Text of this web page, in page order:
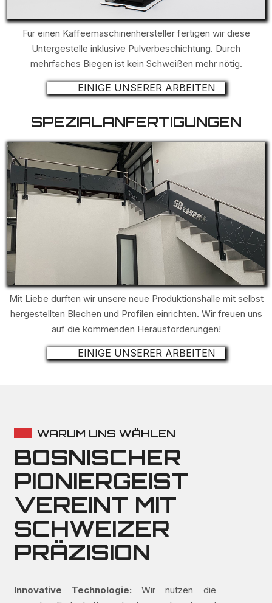
Für einen Kaffeemaschinenhersteller fertigen wir diese
Untergestelle inklusive Pulverbeschichtung. Durch
mehrfaches Biegen ist kein Schweißen mehr nötig.
EINIGE UNSERER ARBEITEN
SPEZIALANFERTIGUNGEN
Mit Liebe durften wir unsere neue Produktionshalle mit selbst
hergestellten Blechen und Profilen einrichten. Wir freuen uns
auf die kommenden Herausforderungen!
EINIGE UNSERER ARBEITEN
WARUM UNS WÄHLEN
BOSNISCHER
PIONIERGEIST
VEREINT MIT
SCHWEIZER
PRÄZISION
Innovative Technologie: Wir nutzen die